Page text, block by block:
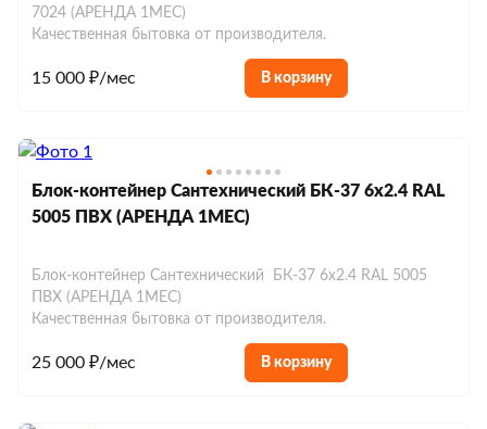
7024 (АРЕНДА 1МЕС)
Качественная бытовка от производителя.
15 000 ₽/мес В корзину
Блок-контейнер Сантехнический БК-37 6х2.4 RAL
5005 ПВХ (АРЕНДА 1МЕС)
Блок-контейнер Сантехнический БК-37 6х2.4 RAL 5005
ПВХ (АРЕНДА 1МЕС)
Качественная бытовка от производителя.
25 000 ₽/мес В корзину